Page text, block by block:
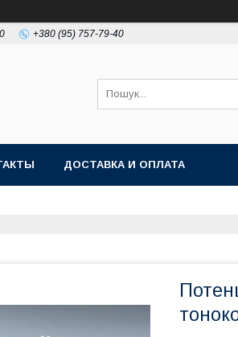
+380 (95) 757-79-40
ДОСТАВКА И ОПЛАТА